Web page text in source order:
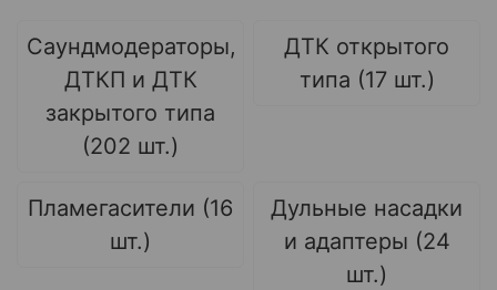
Саундмодераторы,
ДТКП и ДТК
закрытого типа
(202 шт.)
ДТК открытого
типа (17 шт.)
Пламегасители (16
шт.)
Дульные насадки
и адаптеры (24
шт.)